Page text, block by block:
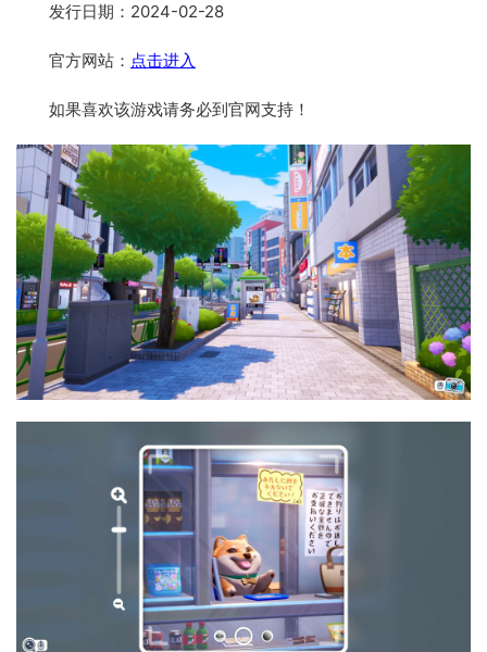
发行日期：2024-02-28
官方网站： 点击进入
如果喜欢该游戏请务必到官网支持！